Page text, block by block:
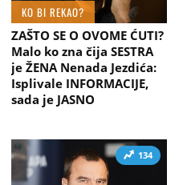
KO BI REKAO?
ZAŠTO SE O OVOME ĆUTI?
Malo ko zna čija SESTRA
je ŽENA Nenada Jezdića:
Isplivale INFORMACIJE,
sada je JASNO
134